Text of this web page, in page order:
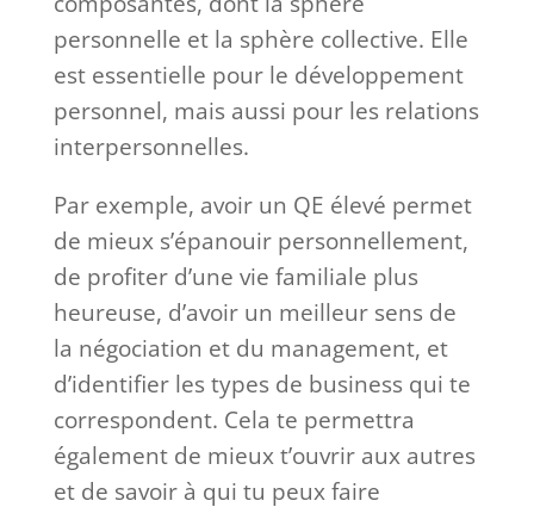
personnelle et la sphère collective. Elle
est essentielle pour le développement
personnel, mais aussi pour les relations
interpersonnelles.
Par exemple, avoir un QE élevé permet
de mieux s’épanouir personnellement,
de profiter d’une vie familiale plus
heureuse, d’avoir un meilleur sens de
la négociation et du management, et
d’identifier les types de business qui te
correspondent. Cela te permettra
également de mieux t’ouvrir aux autres
et de savoir à qui tu peux faire